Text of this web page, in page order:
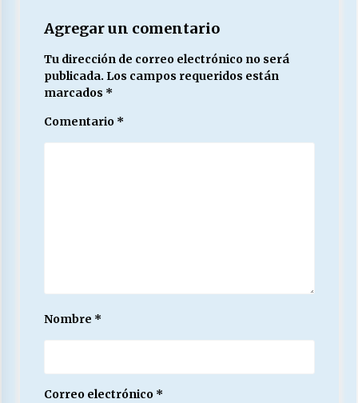
Agregar un comentario
Tu dirección de correo electrónico no será
publicada. Los campos requeridos están
marcados *
Comentario *
Nombre *
Correo electrónico *